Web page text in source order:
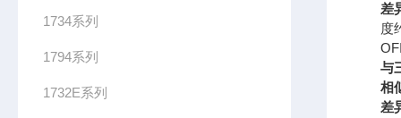
1734系列
1794系列
1732E系列
差
度
与
相
差